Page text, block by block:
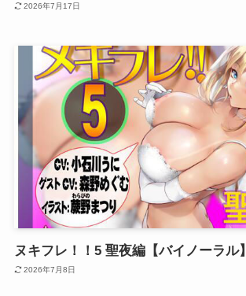
2026年7月17日
ヌキフレ！！5 聖夜編【バイノーラル】
2026年7月8日